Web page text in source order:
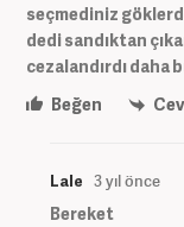
seçmediniz
dedi sandıktan
cezalandırdı daha
Beğen
Lale 3 yıl önce
Bereket